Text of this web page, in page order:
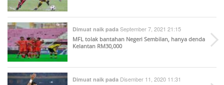
Dimuat naik pada September 7, 2021 21:15
MFL tolak bantahan Negeri Sembilan, hanya denda
Kelantan RM30,000
Dimuat naik pada Disember 11, 2020 11:31